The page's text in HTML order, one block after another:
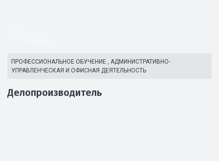
ПРОФЕССИОНАЛЬНОЕ ОБУЧЕНИЕ , АДМИНИСТРАТИВНО-
УПРАВЛЕНЧЕСКАЯ И ОФИСНАЯ ДЕЯТЕЛЬНОСТЬ
Делопроизводитель